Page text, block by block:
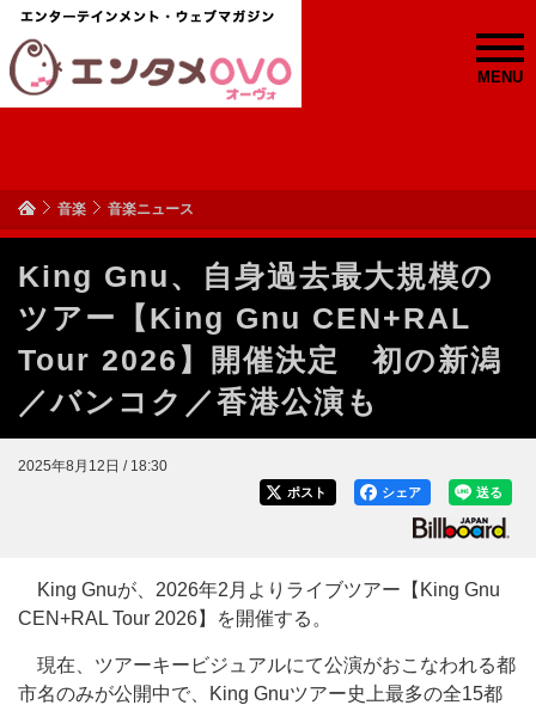
MENU
音楽 音楽ニュース
King Gnu、自身過去最大規模の
ツアー【King Gnu CEN+RAL
Tour 2026】開催決定 初の新潟
／バンコク／香港公演も
2025年8月12日 / 18:30
送る
シェア
ポスト
King Gnuが、2026年2月よりライブツアー【King Gnu
CEN+RAL Tour 2026】を開催する。
現在、ツアーキービジュアルにて公演がおこなわれる都
市名のみが公開中で、King Gnuツアー史上最多の全15都